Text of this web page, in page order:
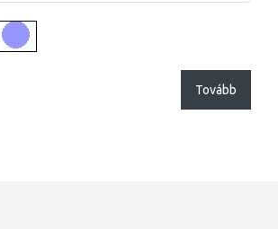
Tovább